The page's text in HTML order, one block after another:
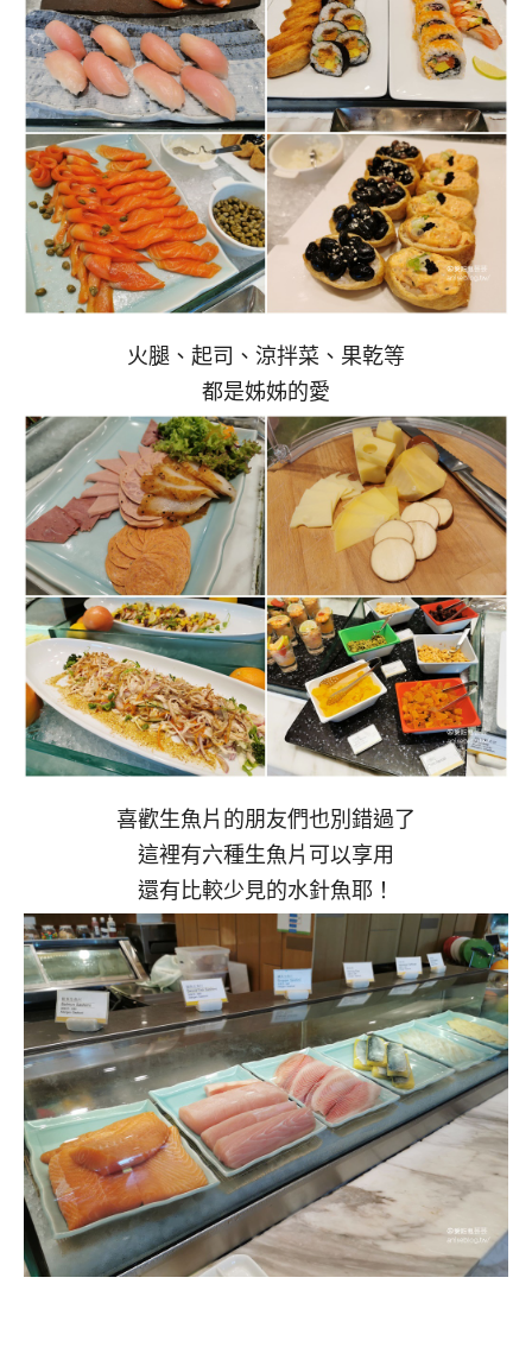
火腿、起司、涼拌菜、果乾等
都是姊姊的愛
喜歡生魚片的朋友們也別錯過了
這裡有六種生魚片可以享用
還有比較少見的水針魚耶！